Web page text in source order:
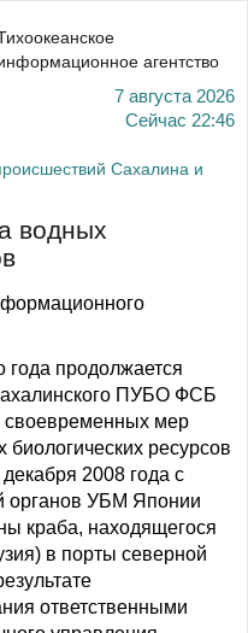
агентство
7 августа 2026
Сейчас 22:46
Сахалина и
водных
года продолжается
ПУБО ФСБ
своевременных мер
ресурсов
2008 года с
органов УБМ Японии
краба, находящегося
в порты северной
ответственными